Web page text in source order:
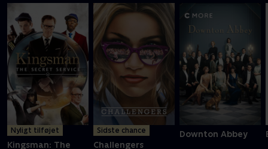
Nyligt tilføjet
Kingsman: The
Sidste chance
Challengers
Downton Abbey